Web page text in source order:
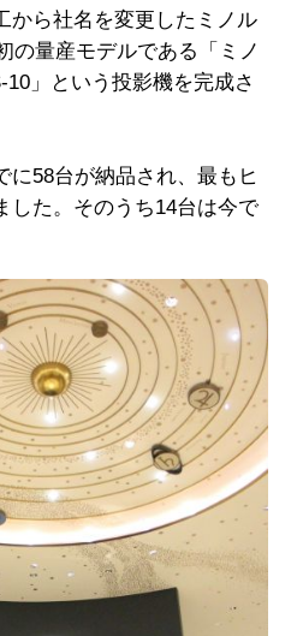
から社名を変更したミノル
の量産モデルである「ミノ
」という投影機を完成さ
に58台が納品され、最もヒ
した。そのうち14台は今で